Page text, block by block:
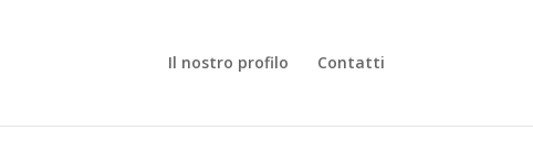
Il nostro profilo Contatti